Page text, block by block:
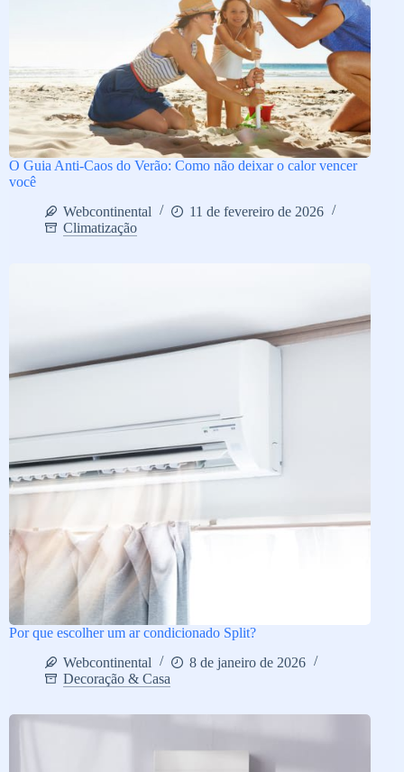
O Guia Anti-Caos do Verão: Como não deixar o calor vencer
você
Webcontinental
11 de fevereiro de 2026
Climatização
Por que escolher um ar condicionado Split?
Webcontinental
8 de janeiro de 2026
Decoração & Casa